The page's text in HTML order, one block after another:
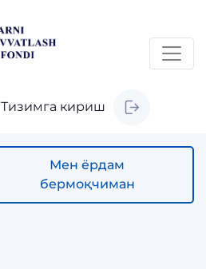
Тизимга кириш
Мен ёрдам
бермоқчиман